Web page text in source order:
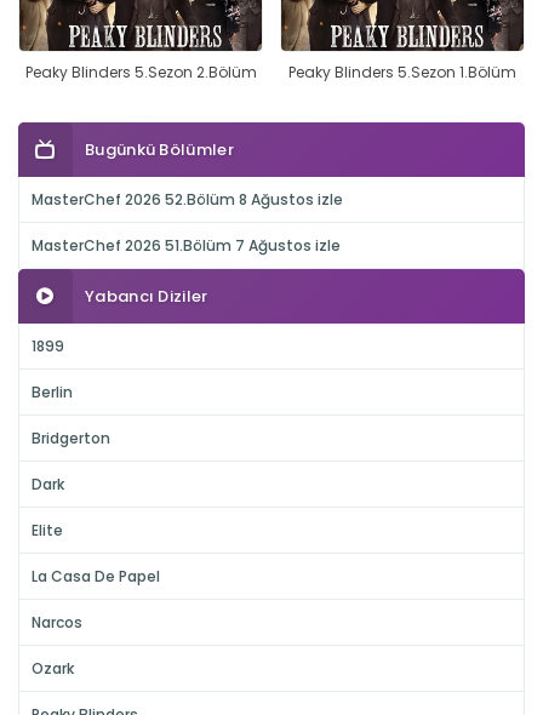
Peaky Blinders 5.Sezon 2.Bölüm Peaky Blinders 5.Sezon 1.Bölüm
Bugünkü Bölümler
MasterChef 2026 52.Bölüm 8 Ağustos izle
MasterChef 2026 51.Bölüm 7 Ağustos izle
Yabancı Diziler
1899
Berlin
Bridgerton
Dark
Elite
La Casa De Papel
Narcos
Ozark